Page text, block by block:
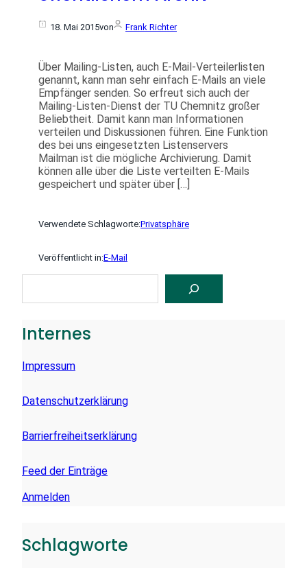
18. Mai 2015von Frank Richter
Über Mailing-Listen, auch E-Mail-Verteilerlisten
genannt, kann man sehr einfach E-Mails an viele
Empfänger senden. So erfreut sich auch der
Mailing-Listen-Dienst der TU Chemnitz großer
Beliebtheit. Damit kann man Informationen
verteilen und Diskussionen führen. Eine Funktion
des bei uns eingesetzten Listenservers
Mailman ist die mögliche Archivierung. Damit
können alle über die Liste verteilten E-Mails
gespeichert und später über […]
Verwendete Schlagworte:Privatsphäre
Veröffentlicht in:E-Mail
C
Internes
Impressum
Datenschutzerklärung
Barrierfreiheitserklärung
Feed der Einträge
Anmelden
Schlagworte